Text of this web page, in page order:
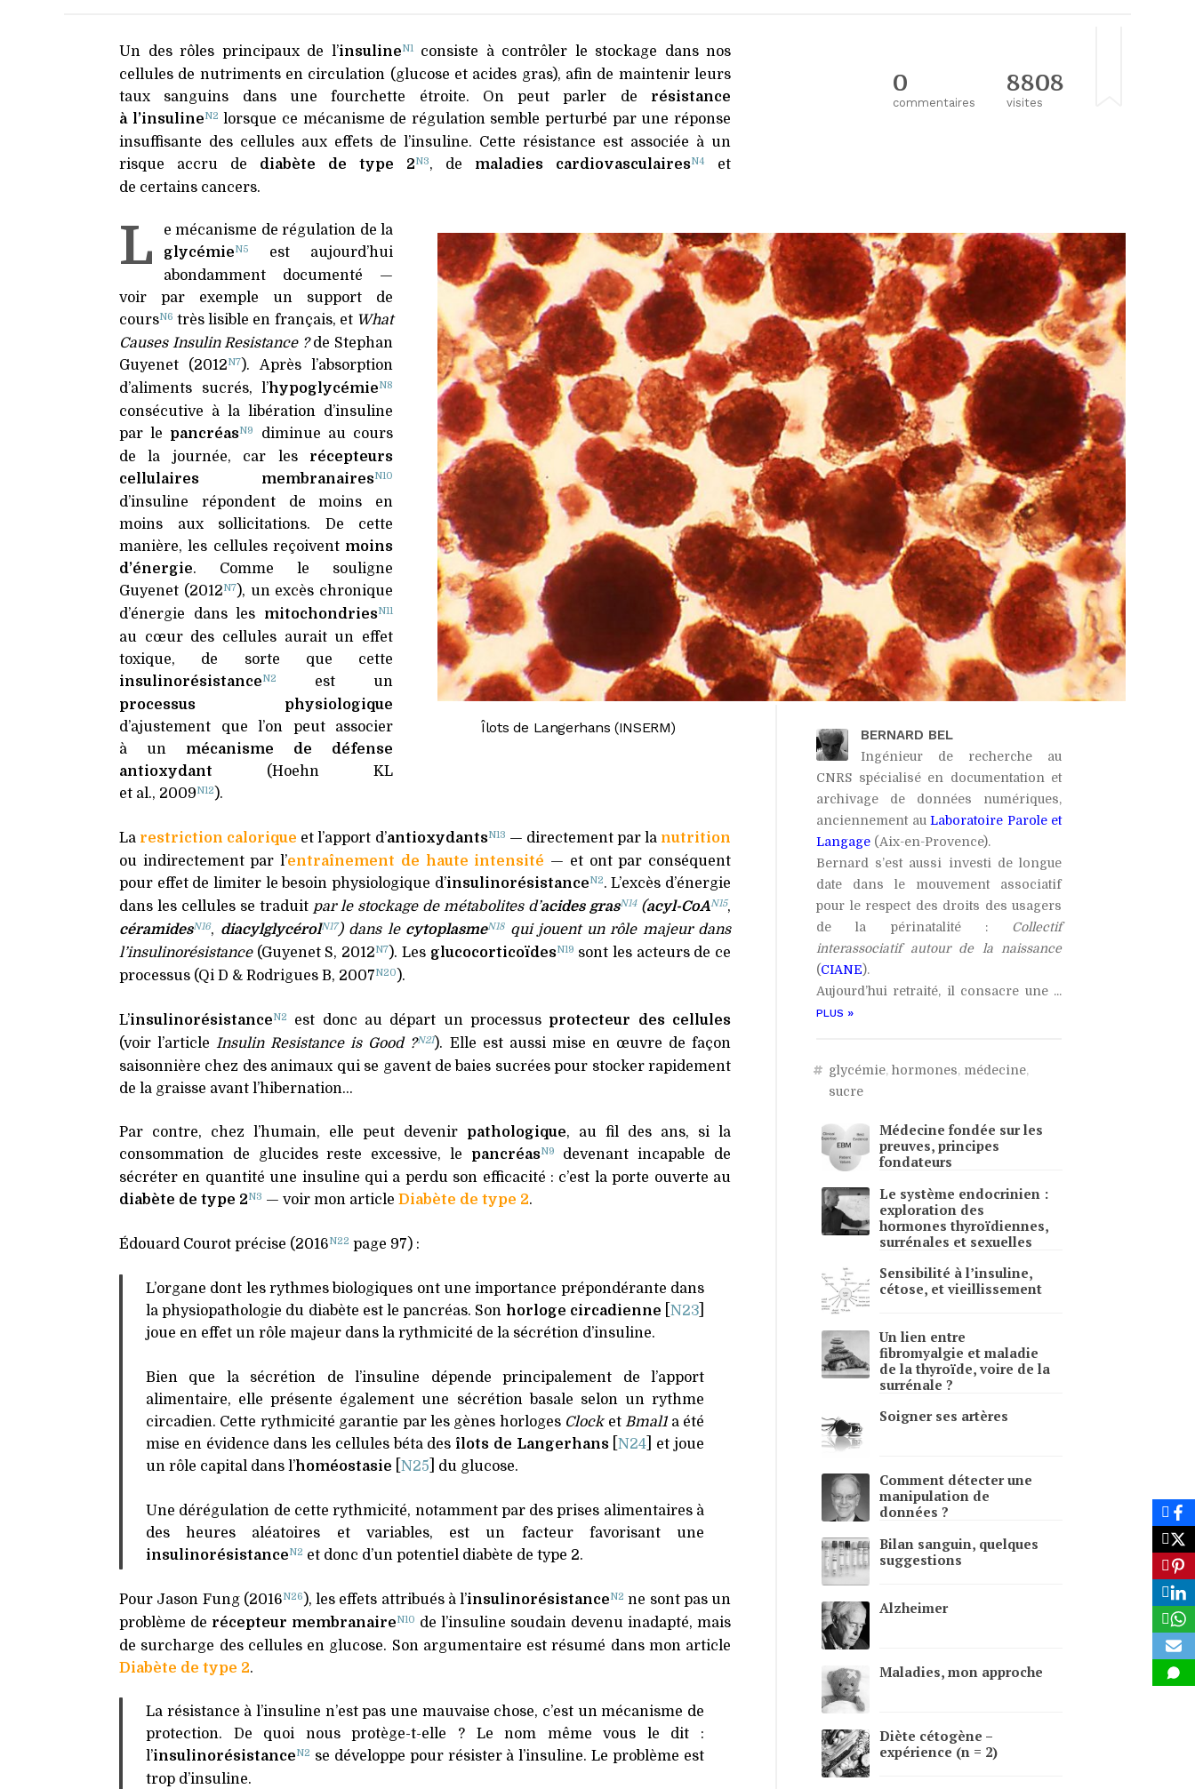
Maladies
endocriniennes
Maladies
infectieuses
Vaccins
Citoyenneté
Bienveillance
New Age
Géoolitique
Un des rôles principaux de l’insulineN1consiste à contrôler le stockage dans nos
cellules de nutriments en circulation (glucose et acides gras), afin de maintenir leurs
taux sanguins dans une fourchette étroite. On peut parler de résistance
à l’insulineN2 lorsque ce mécanisme de régulation semble perturbé par une réponse
insuffisante des cellules aux effets de l’insuline. Cette résistance est associée à un
risque accru de diabète de type 2N3, de maladies cardiovasculairesN4
et
de certains cancers.
Îlots de Langerhans (INSERM)
L
e mécanisme de régulation de la
glycémieN5
est aujourd’hui
abondamment documenté —
voir par exemple un support de
coursN6 très lisible en français, et What
Causes Insulin Resistance ?de Stephan
Guyenet (2012N7). Après l’absorption
d’aliments sucrés, l’hypoglycémieN8
consécutive à la libération d’insuline
par le pancréasN9
diminue au cours
de la journée, car les récepteurs
cellulaires membranairesN10
d’insuline répondent de moins en
moins aux sollicitations. De cette
manière, les cellules reçoivent moins
d’énergie. Comme le souligne
Guyenet (2012N7), un excès chronique
d’énergie dans les mitochondriesN11
au cœur des cellules aurait un effet
toxique, de sorte que cette
insulinorésistanceN2
est un
processus physiologique
d’ajustement que l’on peut associer
à un mécanisme de défense
antioxydant (Hoehn KL
et al., 2009N12 ).
La restriction calorique et l’apport d’antioxydantsN13 — directement par la nutrition
ou indirectement par l’entraînement de haute intensité — et ont par conséquent
pour effet de limiter le besoin physiologique d’insulinorésistanceN2. L’excès d’énergie
dans les cellules se traduit par le stockage de métabolites d’acides grasN14 (acyl-CoAN15,
céramidesN16, diacylglycérolN17) dans le cytoplasmeN18
qui jouent un rôle majeur dans
l’insulinorésistance(Guyenet S, 2012N7). Les glucocorticoïdesN19 sont les acteurs de ce
processus (Qi D & Rodrigues B, 2007N20 ).
L’insulinorésistanceN2 est donc au départ un processus protecteur des cellules
(voir l’articleInsulin Resistance is Good ?N21). Elle est aussi mise en œuvre de façon
saisonnière chez des animaux qui se gavent de baies sucrées pour stocker rapidement
de la graisse avant l’hibernation…
Par contre, chez l’humain, elle peut devenir pathologique, au fil des ans, si la
consommation de glucides reste excessive, le pancréasN9
devenant incapable de
sécréter en quantité une insuline qui a perdu son efficacité : c’est la porte ouverte au
diabète de type 2N3 — voir mon article Diabète de type 2.
Édouard Courot précise (2016N22 page 97) :
L’organe dont les rythmes biologiques ont une importance prépondérante dans
la physiopathologie du diabète est le pancréas. Son horloge circadienne [N23
joue en effet un rôle majeur dans la rythmicité de la sécrétion d’insuline.
Bien que la sécrétion de l’insuline dépende principalement de l’apport
alimentaire, elle présente également une sécrétion basale selon un rythme
circadien. Cette rythmicité garantie par les gènes horloges ClocketBmal1a été
mise en évidence dans les cellules béta des îlots de Langerhans[N24 ] et joue
un rôle capital dans l’homéostasie N25 ] du glucose.
Une dérégulation de cette rythmicité, notamment par des prises alimentaires à
des heures aléatoires et variables, est un facteur favorisant une
insulinorésistanceN2 et donc d’un potentiel diabète de type 2.
Pour Jason Fung (2016N26 ), les effets attribués à l’insulinorésistanceN2 ne sont pas un
problème de récepteur membranaireN10 de l’insuline soudain devenu inadapté, mais
de surcharge des cellules en glucose. Son argumentaire est résumé dans mon article
Diabète de type 2.
La résistance à l’insuline n’est pas une mauvaise chose, c’est un mécanisme de
protection. De quoi nous protège-t-elle ? Le nom même vous le dit :
l’insulinorésistanceN2 se développe pour résister à l’insuline. Le problème est
trop d’insuline.
0
commentaires
8808
visites
BERNARD BEL
Ingénieur de recherche au
CNRS spécialisé en documentation et
archivage de données numériques,
anciennement au Laboratoire Parole et
Langage (Aix-en-Provence).
Bernard s’est aussi investi de longue
date dans le mouvement associatif
pour le respect des droits des usagers
de la périnatalité : Collectif
interassociatif autour de la naissance
(CIANE).
Aujourd’hui retraité, il consacre une ...
PLUS »
# glycémie, hormones, médecine,
sucre
Médecine fondée sur les
preuves, principes
fondateurs
Le système endocrinien :
exploration des
hormones thyroïdiennes,
surrénales et sexuelles
Sensibilité à l’insuline,
cétose, et vieillissement
Un lien entre
fibromyalgie et maladie
de la thyroïde, voire de la
surrénale ?
Soigner ses artères
Comment détecter une
manipulation de
données ?
Bilan sanguin, quelques
suggestions
Alzheimer
Maladies, mon approche
Diète cétogène –
expérience (n = 2)